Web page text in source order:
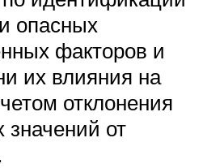
опасных
факторов и
их влияния на
отклонения
от